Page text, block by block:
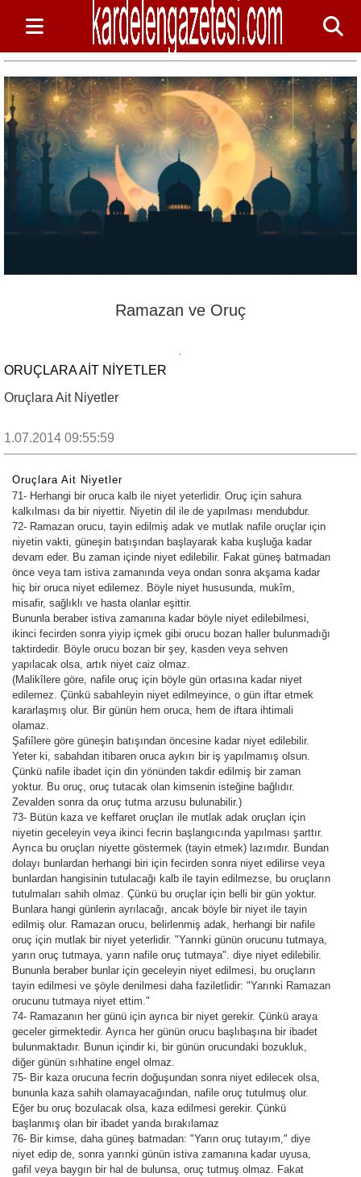
Ramazan ve Oruç
ORUÇLARA AIT NIYETLER
Oruçlara Ait Niyetler
1.07.2014 09:55:59
Oruçlara Ait Niyetler
71- Herhangi bir oruca kalb ile niyet yeterlidir. Oruç için sahura
kalkılması da bir niyettir. Niyetin dil ile de yapılması mendubdur.
72- Ramazan orucu, tayin edilmiş adak ve mutlak nafile oruçlar için
niyetin vakti, güneşin batışından başlayarak kaba kuşluğa kadar
devam eder. Bu zaman içinde niyet edilebilir. Fakat güneş batmadan
önce veya tam istiva zamanında veya ondan sonra akşama kadar
hiç bir oruca niyet edilemez. Böyle niyet hususunda, mukîm,
misafir, sağlıklı ve hasta olanlar eşittir.
Bununla beraber istiva zamanına kadar böyle niyet edilebilmesi,
ikinci fecirden sonra yiyip içmek gibi orucu bozan haller bulunmadığı
taktirdedir. Böyle orucu bozan bir şey, kasden veya sehven
yapılacak olsa, artık niyet caiz olmaz.
(Malikîlere göre, nafile oruç için böyle gün ortasına kadar niyet
edilemez. Çünkü sabahleyin niyet edilmeyince, o gün iftar etmek
kararlaşmış olur. Bir günün hem oruca, hem de iftara ihtimali
olamaz.
Şafiîlere göre güneşin batışından öncesine kadar niyet edilebilir.
Yeter ki, sabahdan itibaren oruca aykırı bir iş yapılmamış olsun.
Çünkü nafile ibadet için din yönünden takdir edilmiş bir zaman
yoktur. Bu oruç, oruç tutacak olan kimsenin isteğine bağlıdır.
Zevalden sonra da oruç tutma arzusu bulunabilir.)
73- Bütün kaza ve keffaret oruçları ile mutlak adak oruçları için
niyetin geceleyin veya ikinci fecrin başlangıcında yapılması şarttır.
Ayrıca bu oruçları niyette göstermek (tayin etmek) lazımdır. Bundan
dolayı bunlardan herhangi biri için fecirden sonra niyet edilirse veya
bunlardan hangisinin tutulacağı kalb ile tayin edilmezse, bu oruçların
tutulmaları sahih olmaz. Çünkü bu oruçlar için belli bir gün yoktur.
Bunlara hangi günlerin ayrılacağı, ancak böyle bir niyet ile tayin
edilmiş olur. Ramazan orucu, belirlenmiş adak, herhangi bir nafile
oruç için mutlak bir niyet yeterlidir. "Yarınki günün orucunu tutmaya,
yarın oruç tutmaya, yarın nafile oruç tutmaya". diye niyet edilebilir.
Bununla beraber bunlar için geceleyin niyet edilmesi, bu oruçların
tayin edilmesi ve şöyle denilmesi daha faziletlidir: "Yarınki Ramazan
orucunu tutmaya niyet ettim."
74- Ramazanın her günü için ayrıca bir niyet gerekir. Çünkü araya
geceler girmektedir. Ayrıca her günün orucu başlıbaşına bir ibadet
bulunmaktadır. Bunun içindir ki, bir günün orucundaki bozukluk,
diğer günün sıhhatine engel olmaz.
75- Bir kaza orucuna fecrin doğuşundan sonra niyet edilecek olsa,
bununla kaza sahih olamayacağından, nafile oruç tutulmuş olur.
Eğer bu oruç bozulacak olsa, kaza edilmesi gerekir. Çünkü
başlanmış olan bir ibadet yarıda bırakılamaz
76- Bir kimse, daha güneş batmadan: "Yarın oruç tutayım," diye
niyet edip de, sonra yarınki günün istiva zamanına kadar uyusa,
gafil veya baygın bir hal de bulunsa, oruç tutmuş olmaz. Fakat